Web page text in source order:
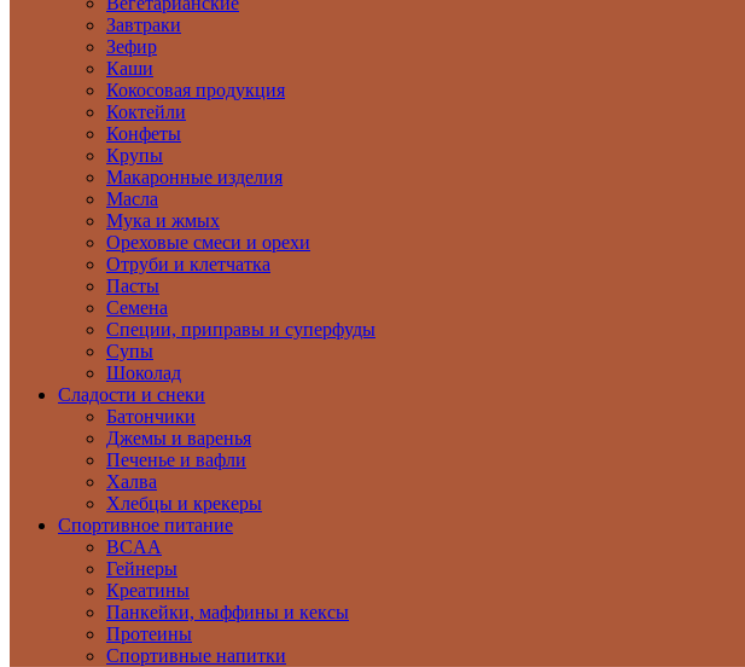
Завтраки
Зефир
Каши
Кокосовая продукция
Коктейли
Конфеты
Крупы
Макаронные изделия
Масла
Мука и жмых
Ореховые смеси и орехи
Отруби и клетчатка
Пасты
Семена
Специи, приправы и суперфуды
Супы
Шоколад
Сладости и снеки
Батончики
Джемы и варенья
Печенье и вафли
Халва
Хлебцы и крекеры
Спортивное питание
BCAA
Гейнеры
Креатины
Панкейки, маффины и кексы
Протеины
Спортивные напитки